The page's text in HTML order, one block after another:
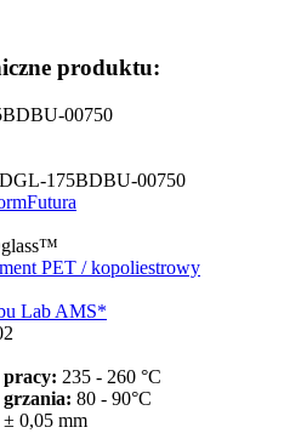
produktu:
00750
175BDBU-00750
PET / kopoliestrowy
Lab AMS*
pracy: 235 - 260 °C
80 - 90°C
± 0,05 mm